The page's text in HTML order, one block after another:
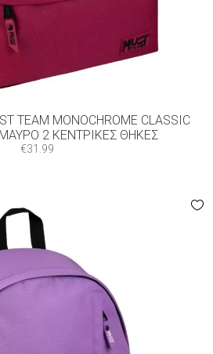
TEAM MONOCHROME CLASSIC
2 ΚΕΝΤΡΙΚΈΣ ΘΉΚΕΣ
€31.99